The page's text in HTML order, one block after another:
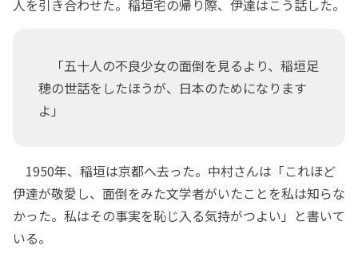
人を引き合わせた。稲垣宅の帰り際、伊達はこう話した。
「五十人の不良少女の面倒を見るより、稲垣足
穂の世話をしたほうが、日本のためになります
よ」
1950年、稲垣は京都へ去った。中村さんは「これほど
伊達が敬愛し、面倒をみた文学者がいたことを私は知らな
かった。私はその事実を恥じ入る気持がつよい」と書いて
いる。